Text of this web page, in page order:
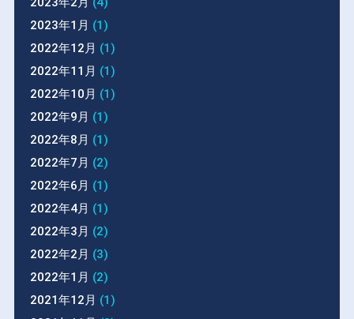
2023年1月 (1)
2022年12月 (1)
2022年11月 (1)
2022年10月 (1)
2022年9月 (1)
2022年8月 (1)
2022年7月 (2)
2022年6月 (1)
2022年4月 (1)
2022年3月 (2)
2022年2月 (3)
2022年1月 (2)
2021年12月 (1)